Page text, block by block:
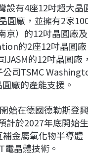
設有4座12吋超大晶
圓廠，並擁有2家
京）的12吋晶圓廠
的2座12吋晶圓
JASM的12吋晶圓廠
司TSMC
圓廠的產能支援。
始在德國德勒斯登
計於2027年底開始
金屬氧化物半導體
電晶體技術。